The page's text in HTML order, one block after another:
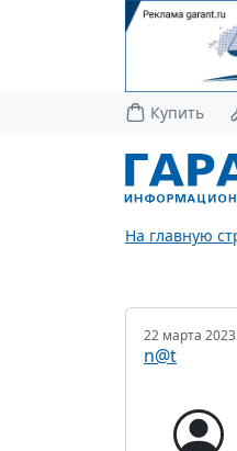
Купить
На главную
22 марта
n@t